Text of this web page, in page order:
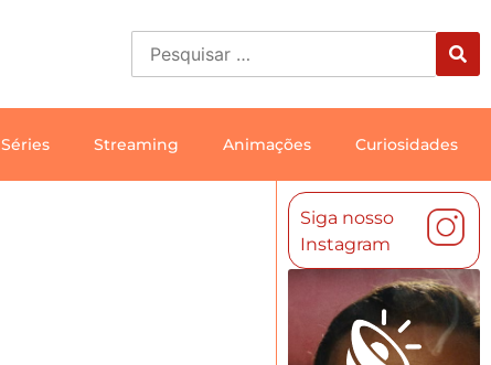
Séries Streaming Animações Curiosidades
Siga nosso
Instagram